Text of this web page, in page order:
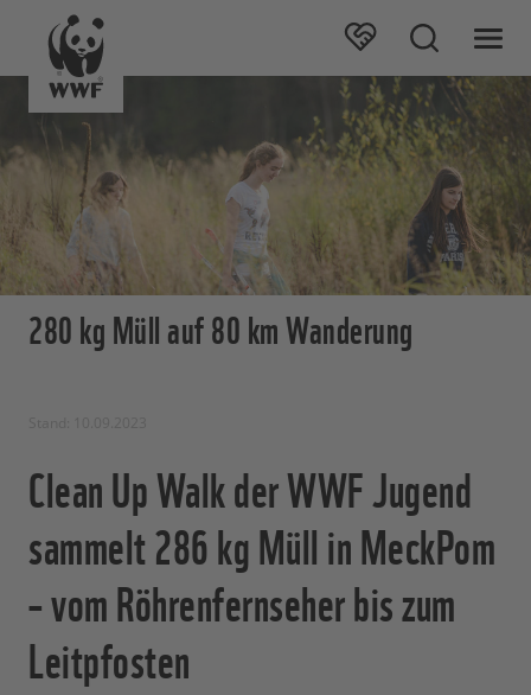
280 kg Müll auf 80 km Wanderung
Clean Up Walk der WWF Jugend
sammelt 286 kg Müll in MeckPom
– vom Röhrenfernseher bis zum
Leitpfosten